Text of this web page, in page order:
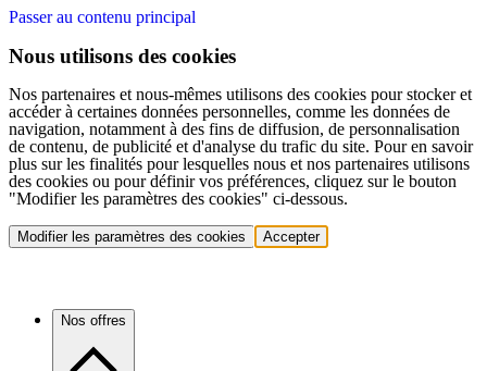
Passer au contenu principal
Nous utilisons des cookies
Nos partenaires et nous-mêmes utilisons des cookies pour stocker et
accéder à certaines données personnelles, comme les données de
navigation, notamment à des fins de diffusion, de personnalisation
de contenu, de publicité et d'analyse du trafic du site. Pour en savoir
plus sur les finalités pour lesquelles nous et nos partenaires utilisons
des cookies ou pour définir vos préférences, cliquez sur le bouton
"Modifier les paramètres des cookies" ci-dessous.
Modifier les paramètres des cookies Accepter
Nos offres